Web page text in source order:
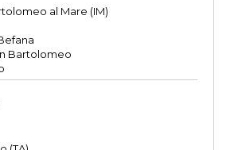
al Mare (IM)
Bartolomeo